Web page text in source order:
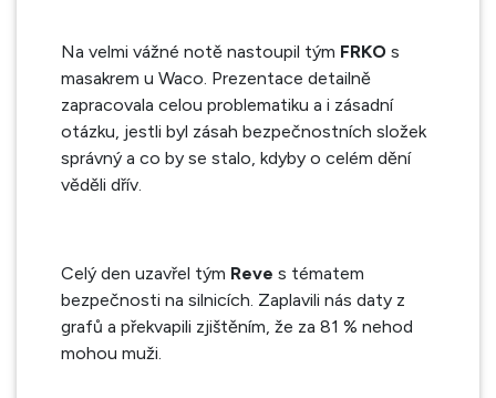
Na velmi vážné notě nastoupil tým FRKO s
masakrem u Waco. Prezentace detailně
zapracovala celou problematiku a i zásadní
otázku, jestli byl zásah bezpečnostních složek
správný a co by se stalo, kdyby o celém dění
věděli dřív.
Celý den uzavřel tým Reve s tématem
bezpečnosti na silnicích. Zaplavili nás daty z
grafů a překvapili zjištěním, že za 81 % nehod
mohou muži.